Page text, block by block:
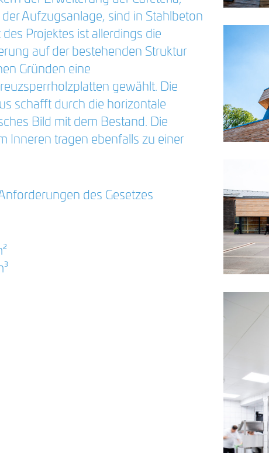
Aufzugsanlage, sind in Stahlbeton
Projektes ist allerdings die
auf der bestehenden Struktur
Gründen eine
gewählt. Die
schafft durch die horizontale
Bild mit dem Bestand. Die
Inneren tragen ebenfalls zu einer
des Gesetzes